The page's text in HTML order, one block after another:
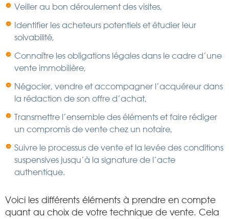
Veiller au bon déroulement des visites,
Identifier les acheteurs potentiels et étudier leur
solvabilité,
Connaître les obligations légales dans le cadre d’une
vente immobilière,
Négocier, vendre et accompagner l’acquéreur dans
la rédaction de son offre d’achat,
Transmettre l’ensemble des éléments et faire rédiger
un compromis de vente chez un notaire,
Suivre le processus de vente et la levée des conditions
suspensives jusqu’à la signature de l’acte
authentique.
Voici les différents éléments à prendre en compte
quant au choix de votre technique de vente. Cela